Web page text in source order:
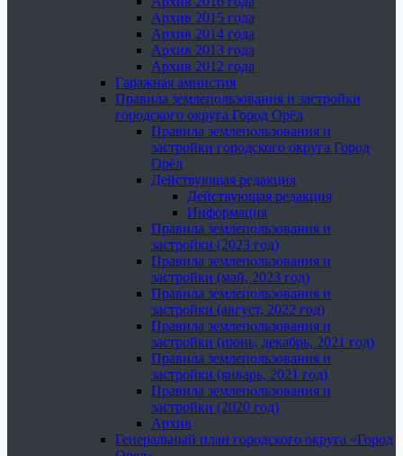
Архив 2015 года
Архив 2014 года
Архив 2013 года
Архив 2012 года
Гаражная амнистия
Правила землепользования и застройки
городского округа Город Орёл
Правила землепользования и
застройки городского округа Город
Орёл
Действующая редакция
Действующая редакция
Информация
Правила землепользования и
застройки (2023 год)
Правила землепользования и
застройки (май, 2023 год)
Правила землепользования и
застройки (август, 2022 год)
Правила землепользования и
застройки (июнь, декабрь, 2021 год)
Правила землепользования и
застройки (январь, 2021 год)
Правила землепользования и
застройки (2020 год)
Архив
Генеральный план городского округа «Город